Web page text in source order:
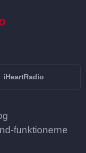
iHeartRadio
funktionerne